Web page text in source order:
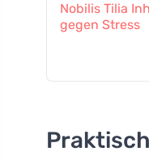
Nobilis Tilia
gegen Stress